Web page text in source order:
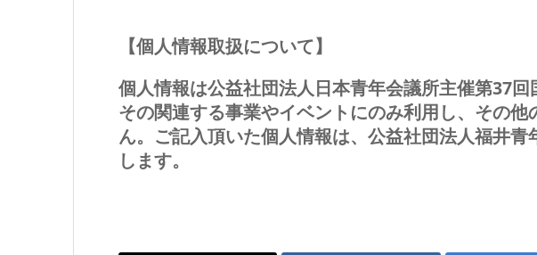
【個人情報取扱について】
個人情報は公益社団法人日本青年会議所主催第37
その関連する事業やイベントにのみ利用し、その
ん。ご記入頂いた個人情報は、公益社団法人福井
します。